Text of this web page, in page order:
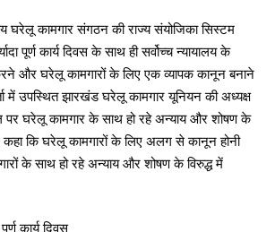
घरेलू कामगार संगठन की राज्य संयोजिका सिस्टम
पूर्ण कार्य दिवस के साथ ही सर्वोच्च न्यायालय के
और घरेलू कामगारों के लिए एक व्यापक कानून बनाने
में उपस्थित झारखंड घरेलू कामगार यूनियन की अध्यक्ष
पर घरेलू कामगार के साथ हो रहे अन्याय और शोषण के
कहा कि घरेलू कामगारों के लिए अलग से कानून होनी
के साथ हो रहे अन्याय और शोषण के विरुद्ध में